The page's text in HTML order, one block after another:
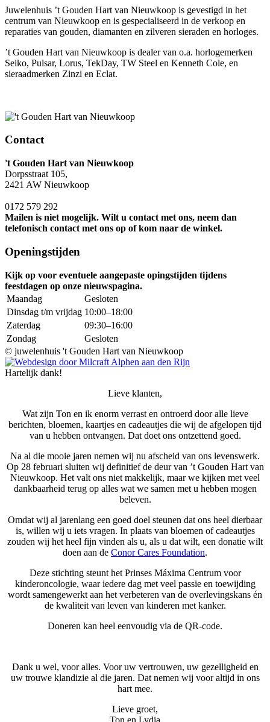
Juwelenhuis ’t Gouden Hart van Nieuwkoop is gevestigd in het
centrum van Nieuwkoop en is gespecialiseerd in de verkoop en
reparaties van gouden, diamanten en zilveren sieraden en horloges.
’t Gouden Hart van Nieuwkoop is dealer van o.a. horlogemerken
Seiko, Pulsar, Lorus, TekDay, TW Steel en Kenneth Cole, en
sieraadmerken Zinzi en Eclat.
Contact
't Gouden Hart van Nieuwkoop
Dorpsstraat 105,
2421 AW Nieuwkoop
0172 579 292
Mailen is niet mogelijk. Wilt u contact met ons, neem dan
telefonisch contact met ons op of kom naar de winkel.
Openingstijden
Kijk op voor eventuele aangepaste opingstijden tijdens
feestdagen op onze nieuwspagina.
Maandag
Gesloten
Dinsdag t/m vrijdag 10:00–18:00
Zaterdag
09:30–16:00
Zondag
Gesloten
© juwelenhuis 't Gouden Hart van Nieuwkoop
Hartelijk dank!
Lieve klanten,
Wat zijn Ton en ik enorm verrast en ontroerd door alle lieve
berichten, bloemen, kaartjes en cadeautjes die wij de afgelopen tijd
van u hebben ontvangen. Dat doet ons ontzettend goed.
Na al die mooie jaren nemen wij nu afscheid van ons levenswerk.
Op 28 februari sluiten wij definitief de deur van ’t Gouden Hart van
Nieuwkoop. Het valt ons niet makkelijk, maar we kijken met veel
dankbaarheid terug op alles wat we samen met u hebben mogen
beleven.
Omdat wij al jarenlang een goed doel steunen dat ons heel dierbaar
is, willen wij u iets vragen. In plaats van bloemen of cadeautjes
zouden wij het heel fijn vinden als u, als u dat wilt, een donatie wilt
doen aan de Conor Cares Foundation.
Deze stichting steunt het Prinses Máxima Centrum voor
kinderoncologie, waar iedere dag met veel passie en toewijding
wordt samengewerkt aan het verbeteren van de overlevingskans én
de kwaliteit van leven van kinderen met kanker.
Doneren kan heel eenvoudig via de QR-code.
Dank u wel, voor alles. Voor uw vertrouwen, uw gezelligheid en
uw trouwe klandizie al die jaren. Dat nemen wij voor altijd in ons
hart mee.
Lieve groet,
Ton en Lydia